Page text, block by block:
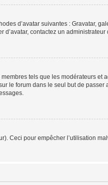
d’avatar suivantes : Gravatar,
contactez un administrateur
tels que les modérateurs et
le forum dans le seul but de
Ceci pour empêcher l’utilisation